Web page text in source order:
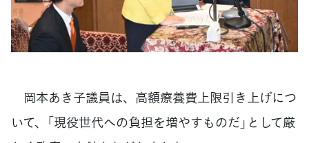
岡本あき子議員は、高額療養費上限引き上げにつ
いて、「現役世代への負担を増やすものだ」として厳